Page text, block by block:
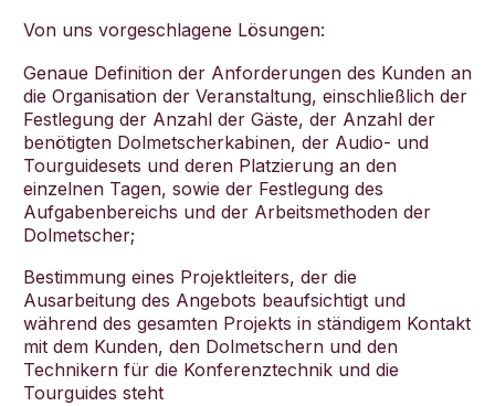
Von uns vorgeschlagene Lösungen:
Genaue Definition der Anforderungen des Kunden an
die Organisation der Veranstaltung, einschließlich der
Festlegung der Anzahl der Gäste, der Anzahl der
benötigten Dolmetscherkabinen, der Audio- und
Tourguidesets und deren Platzierung an den
einzelnen Tagen, sowie der Festlegung des
Aufgabenbereichs und der Arbeitsmethoden der
Dolmetscher;
Bestimmung eines Projektleiters, der die
Ausarbeitung des Angebots beaufsichtigt und
während des gesamten Projekts in ständigem Kontakt
mit dem Kunden, den Dolmetschern und den
Technikern für die Konferenztechnik und die
Tourguides steht